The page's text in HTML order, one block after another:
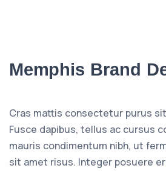
Memphis Brand
Cras mattis consectetur purus
Fusce dapibus, tellus ac cursus
mauris condimentum nibh, ut
sit amet risus. Integer posuere